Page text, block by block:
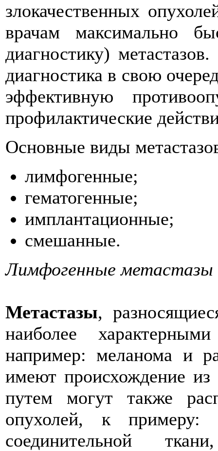
злокачественных
врачам максимально
диагностику)
диагностика в свою
эффективную
профилактические
Основные виды
лимфогенные;
гематогенные;
имплантационные;
смешанные.
Лимфогенные метастазы
Метастазы,
наиболее
например: меланома и
имеют происхождение
путем могут также
опухолей, к
соединительной